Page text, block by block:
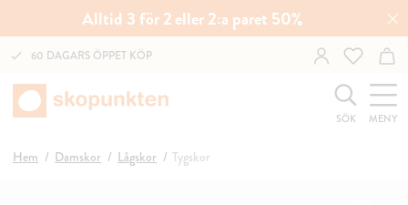
Alltid 3 för 2 eller 2:a paret 50%
60 DAGARS ÖPPET KÖP
SÖK MENY
Hem Damskor Lågskor Tygskor